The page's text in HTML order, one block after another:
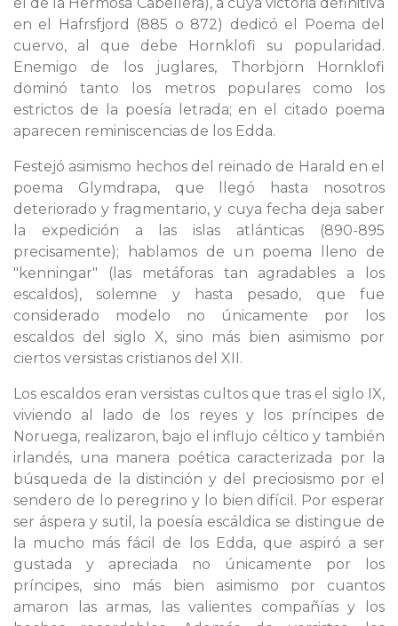
en el Hafrsfjord (885 o 872) dedicó el Poema del
cuervo, al que debe Hornklofi su popularidad.
Enemigo de los juglares, Thorbjörn Hornklofi
dominó tanto los metros populares como los
estrictos de la poesía letrada; en el citado poema
aparecen reminiscencias de los Edda.
Festejó asimismo hechos del reinado de Harald en el
poema Glymdrapa, que llegó hasta nosotros
deteriorado y fragmentario, y cuya fecha deja saber
la expedición a las islas atlánticas (890-895
precisamente); hablamos de un poema lleno de
"kenningar" (las metáforas tan agradables a los
escaldos), solemne y hasta pesado, que fue
considerado modelo no únicamente por los
escaldos del siglo X, sino más bien asimismo por
ciertos versistas cristianos del XII.
Los escaldos eran versistas cultos que tras el siglo IX,
viviendo al lado de los reyes y los príncipes de
Noruega, realizaron, bajo el influjo céltico y también
irlandés, una manera poética caracterizada por la
búsqueda de la distinción y del preciosismo por el
sendero de lo peregrino y lo bien difícil. Por esperar
ser áspera y sutil, la poesía escáldica se distingue de
la mucho más fácil de los Edda, que aspiró a ser
gustada y apreciada no únicamente por los
príncipes, sino más bien asimismo por cuantos
amaron las armas, las valientes compañías y los